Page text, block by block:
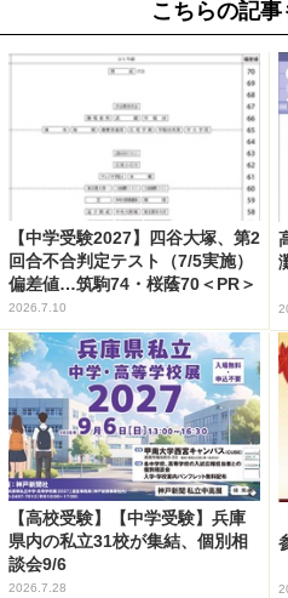
こちらの記
【中学受験2027】四谷大塚、第2
回合不合判定テスト（7/5実施）
偏差値…筑駒74・桜蔭70＜PR＞
2026.7.10
【高校受験】【中学受験】兵庫
県内の私立31校が集結、個別相
談会9/6
2026.7.28